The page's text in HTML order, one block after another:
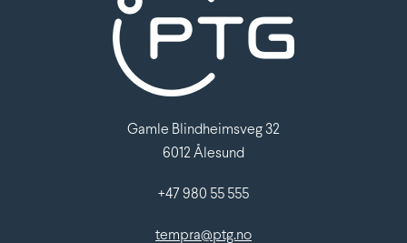
Gamle Blindheimsveg 32
6012 Ålesund
+47 980 55 555
tempra@ptg.no